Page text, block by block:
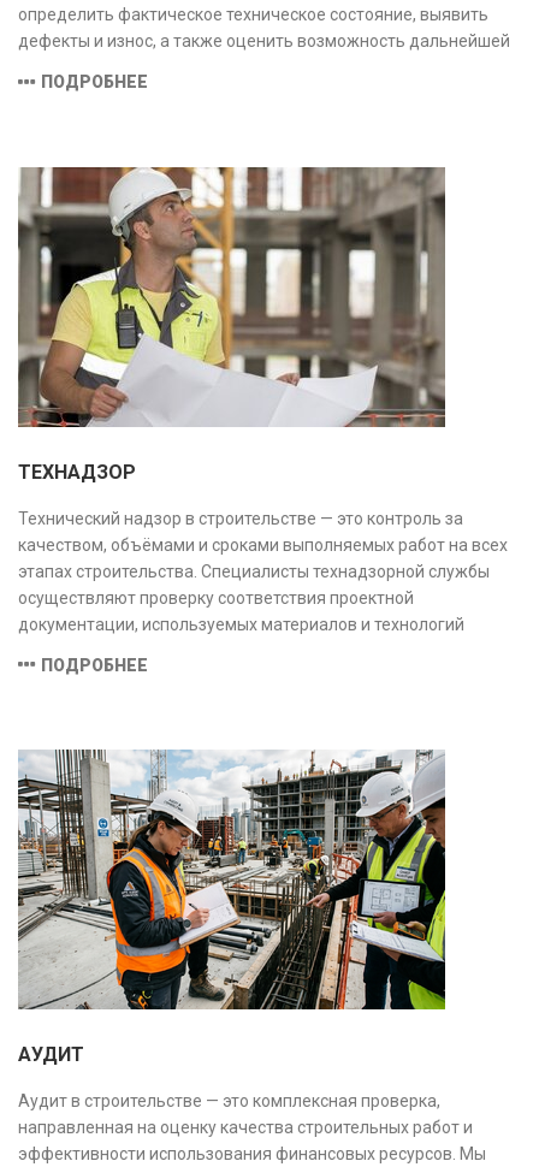
определить фактическое техническое состояние, выявить
дефекты и износ, а также оценить возможность дальнейшей
ПОДРОБНЕЕ
ТЕХНАДЗОР
Технический надзор в строительстве — это контроль за
качеством, объёмами и сроками выполняемых работ на всех
этапах строительства. Специалисты технадзорной службы
осуществляют проверку соответствия проектной
документации, используемых материалов и технологий
безопасность и надёжность объекта.
ПОДРОБНЕЕ
АУДИТ
Аудит в строительстве — это комплексная проверка,
направленная на оценку качества строительных работ и
эффективности использования финансовых ресурсов. Мы